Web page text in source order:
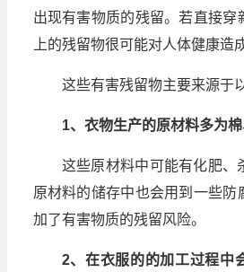
出现有害物质的残留。若直接穿
上的残留物很可能对人体健康造
这些有害残留物主要来源于
1、衣物生产的原材料多为
这些原材料中可能有化肥、
原材料的储存中也会用到一些防
加了有害物质的残留风险。
2、在衣服的的加工过程中